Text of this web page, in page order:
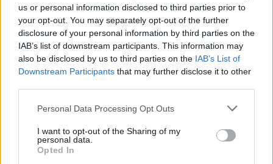
us or personal information disclosed to third parties prior to
your opt-out. You may separately opt-out of the further
disclosure of your personal information by third parties on the
IAB’s list of downstream participants. This information may
also be disclosed by us to third parties on the IAB’s List of
Downstream Participants that may further disclose it to other
Please note that this website/app uses one or more Google
not limited to your visit or usage behaviour. You may click to
grant or deny consent to Google and its third-party tags to
use your data for below specified purposes in below Google
Personal Data Processing Opt Outs
I want to opt-out of the Sharing of my
personal data.
Opted In
65 g nádcukor
30 g finomliszt
40 g rozsliszt
20 g törökmogyoró, durvára vágva
2 ek holland kakaópor
1/4 tk só